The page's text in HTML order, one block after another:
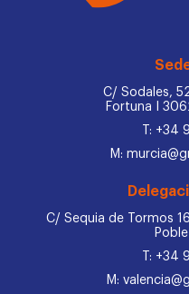
C/ Sodales,
Fortuna I
T: +34
M:
C/ Sequia de Tormos
T: +34
M: